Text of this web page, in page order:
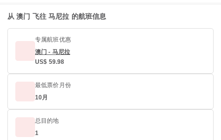
从 澳门 飞往 马尼拉 的航班信息
专属航班优惠
澳门 - 马尼拉
US$ 59.98
最低票价月份
10月
总目的地
1